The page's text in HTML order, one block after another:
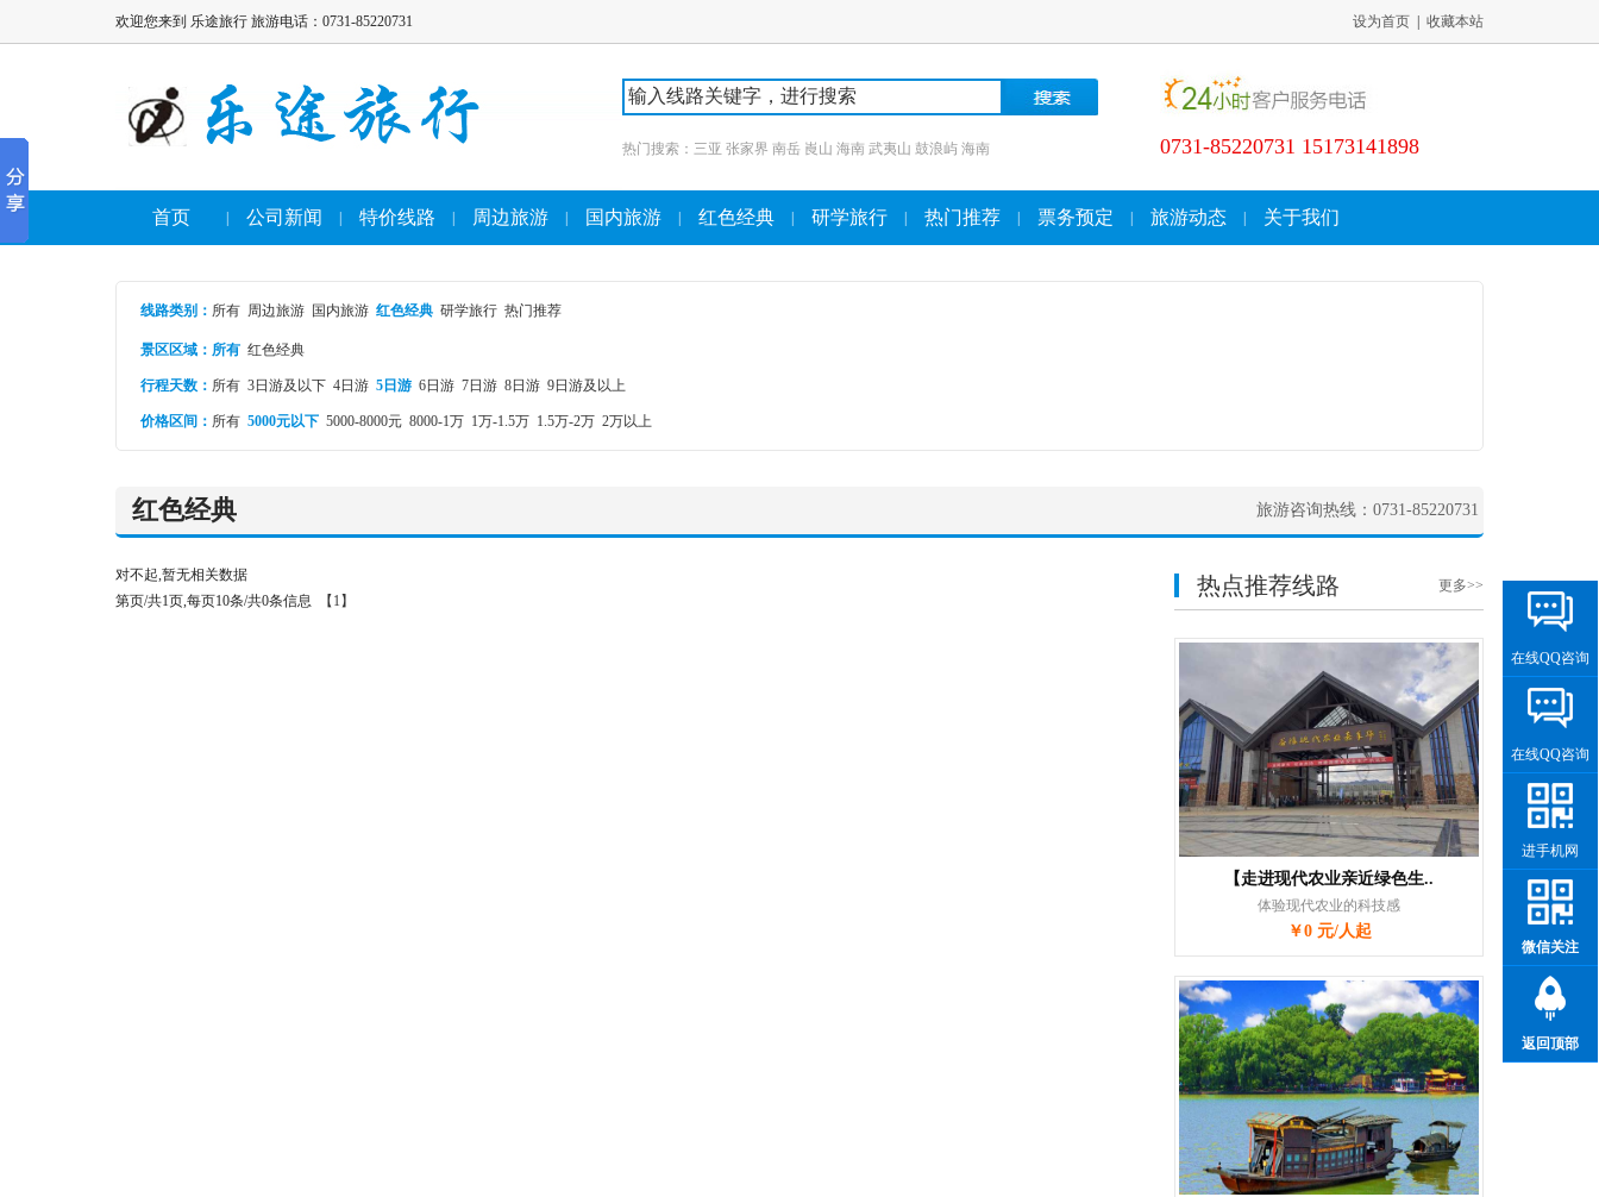
欢迎您来到 乐途旅行 旅游电话：0731-85220731 设为首页 收藏本站
热门搜索： 三亚 张家界 南岳 崀山 海南 武夷山 鼓浪屿 海南 0731-85220731 15173141898
首页 公司新闻 特价线路 周边旅游 国内旅游 红色经典 研学旅行 热门推荐 票务预定 旅游动态 关于我们
线路类别 ： 所有 周边旅游 国内旅游 红色经典 研学旅行 热门推荐
景区区域： 所有 红色经典
行程天数： 所有 3日游及以下 4日游 5日游 6日游 7日游 8日游 9日游及以上
价格区间： 所有 5000元以下 5000-8000元 8000-1万 1万-1.5万 1.5万-2万 2万以上
红色经典 旅游咨询热线：0731-85220731
对不起,暂无相关数据
第页/共1页,每页10条/共0条信息
【1】
热点推荐线路 更多>>
【走进现代农业亲近绿色生..
体验现代农业的科技感
￥0 元/人起
在线QQ咨询
在线QQ咨询
进手机网
微信关注
返回顶部